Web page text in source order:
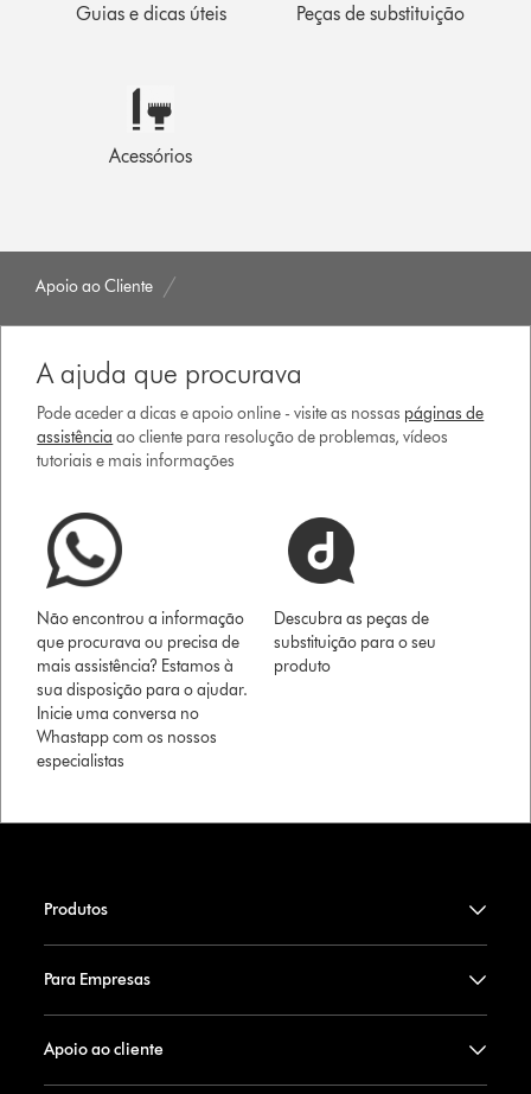
Guias e dicas úteis Peças de substituição
Acessórios
Apoio ao Cliente
A ajuda que procurava
Pode aceder a dicas e apoio online - visite as nossas páginas de
assistência ao cliente para resolução de problemas, vídeos
tutoriais e mais informações
Não encontrou a informação
que procurava ou precisa de
mais assistência? Estamos à
sua disposição para o ajudar.
Inicie uma conversa no
Whastapp com os nossos
especialistas
Descubra as peças de
substituição para o seu
produto
Produtos
Para Empresas
Apoio ao cliente